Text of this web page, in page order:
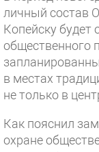
личный состав
Копейску будет
общественного
в местах
не только в
Как пояснил
охране